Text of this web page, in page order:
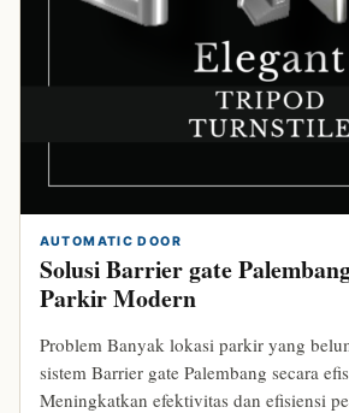
AUTOMATIC DOOR
Solusi Barrier gate
Parkir Modern
Problem Banyak lokasi parkir yang
sistem Barrier gate Palembang secara
Meningkatkan efektivitas dan efisiensi